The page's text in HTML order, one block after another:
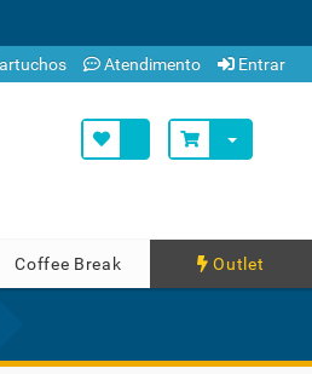
Atendimento Entrar
Coffee Break Outlet